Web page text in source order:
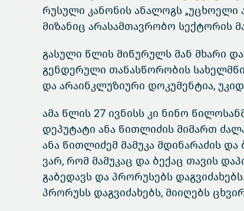
რუსული კანონის ანალოგს „უცხოელი
მიზანიც არასამთავრობო სექტორის
გასული წლის მიწურულს მან მხარი
გენდერული თანასწორობის
და არაინკლუზიური დოკუმენტია,
ამა წლის 27 ივნისს კი ნინო
დეპუტატი ანა წითლიძის მიმართ
ანა წითლიძემ მამუკა მდინარაძის
ვარ, რომ მამუკაც და ბექაც თავის
გაბედავს და პრორუსებს
პრორუსს დაგვიძახებს, მიიღებს